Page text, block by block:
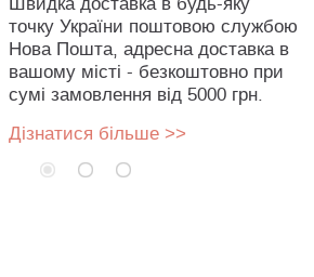
точку України поштовою службою
Нова Пошта, адресна доставка в
вашому місті - безкоштовно при
сумі замовлення від 5000 грн.
Дізнатися більше >>